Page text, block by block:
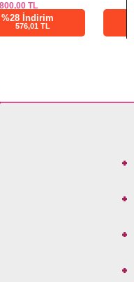
1.252,71
Net %76 İndirim